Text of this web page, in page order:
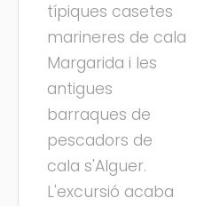
típiques casetes
marineres de cala
Margarida i les
antigues
barraques de
pescadors de
cala s'Alguer.
L'excursió acaba